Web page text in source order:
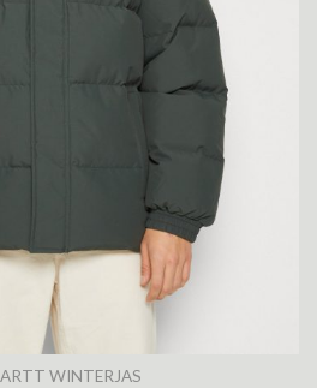
WINTERJAS